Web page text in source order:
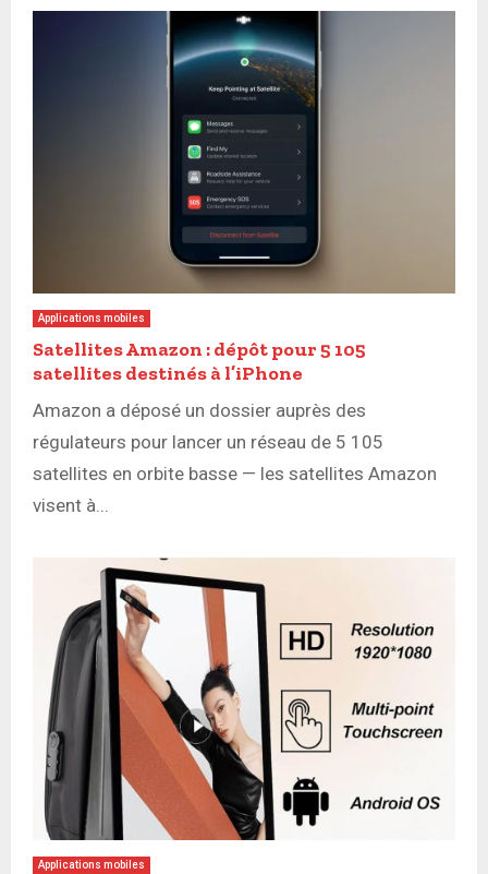
Applications mobiles
Satellites Amazon : dépôt pour 5 105
satellites destinés à l’iPhone
Amazon a déposé un dossier auprès des
régulateurs pour lancer un réseau de 5 105
satellites en orbite basse — les satellites Amazon
visent à...
Applications mobiles